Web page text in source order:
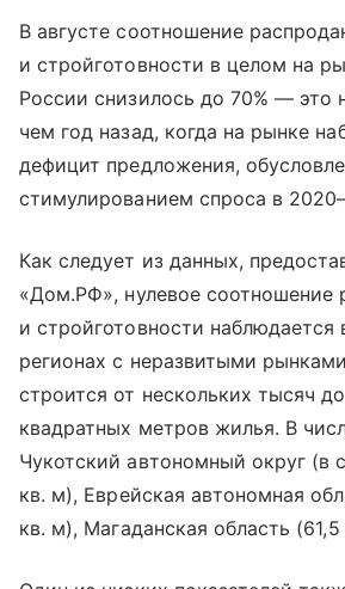
В августе соотношение
и стройготовности в целом на
России снизилось до 70% — это
чем год назад, когда на рынке
дефицит предложения,
стимулированием спроса в
Как следует из данных,
«Дом.РФ», нулевое соотношение
и стройготовности наблюдается
регионах с неразвитыми
строится от нескольких тысяч
квадратных метров жилья. В
Чукотский автономный округ (в
кв. м), Еврейская автономная
кв. м), Магаданская область